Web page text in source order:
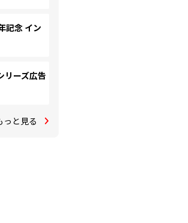
記念 イン
リーズ広告
っと見る